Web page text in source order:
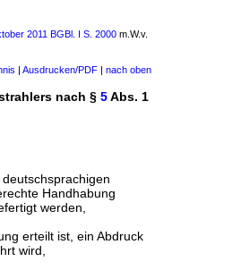
2011 BGBl. I S. 2000 m.W.v.
| Ausdrucken/PDF | nach oben
nach § 5Abs. 1
Handhabung
werden,
erteilt ist, ein Abdruck
wird,